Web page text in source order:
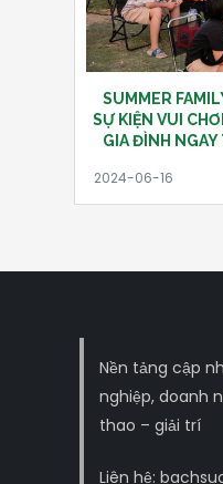
SUMMER
SỰ KIỆN VUI
GIA ĐÌNH NGAY
Nền tảng cập
nghiệp, doanh
thao – giải trí
Liên hệ: